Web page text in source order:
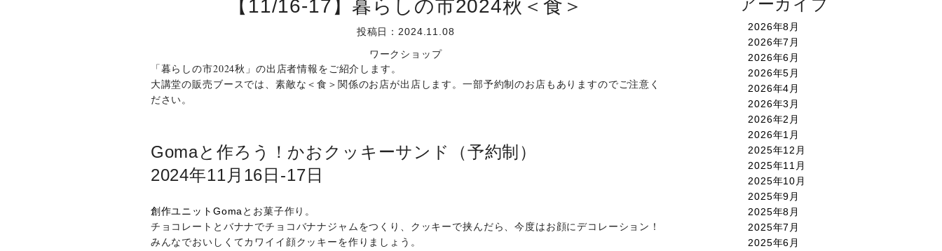
【11/16-17】暮らしの市2024秋＜食＞
投稿日：2024.11.08
ワークショップ
「暮らしの市2024秋」の出店者情報をご紹介します。
大講堂の販売ブースでは、素敵な＜食＞関係のお店が出店します。一部予約制のお店もありますのでご注意く
ださい。
Gomaと作ろう！かおクッキーサンド（予約制）
2024年11月16日-17日
創作ユニットGoma とお菓子作り。
チョコレートとバナナでチョコバナナジャムをつくり、クッキーで挟んだら、今度はお顔にデコレーション！
みんなでおいしくてカワイイ顔クッキーを作りましょう。
アーカイブ
2026年8月
2026年7月
2026年6月
2026年5月
2026年4月
2026年3月
2026年2月
2026年1月
2025年12月
2025年11月
2025年10月
2025年9月
2025年8月
2025年7月
2025年6月